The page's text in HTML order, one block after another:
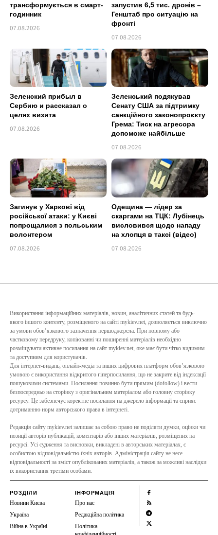
трансформується в смарт-
годинник
07.08.2026
запустив 6,5 тис. дронів –
Генштаб про ситуацію на
фронті
07.08.2026
Зеленский прибыл в
Сербию и рассказал о
целях визита
07.08.2026
Зеленський подякував
Сенату США за підтримку
санкційного законопроєкту
Грема: Тиск на агресора
допоможе найбільше
07.08.2026
Загинув у Харкові від
російської атаки: у Києві
попрощалися з польським
волонтером
07.08.2026
Одещина — лідер за
скаргами на ТЦК: Лубінець
висловився щодо нападу
на хлопця в таксі (відео)
07.08.2026
Використання інформаційних матеріалів, новин, аналітичних статей та будь-
якого іншого контенту, розміщеного на сайті mykiev.net, дозволяється виключно
за умови обов’язкового зазначення першоджерела. При повному або
частковому передруку, копіюванні чи поширенні матеріалів необхідно
розміщувати активне посилання на сайт mykiev.net, яке має бути чітко видимим
та доступним для користувачів.
Для інтернет-видань, онлайн-медіа та інших цифрових платформ обов’язковою
умовою є використання відкритого гіперпосилання, що не закрите від індексації
пошуковими системами. Посилання повинно бути прямим (dofollow) і вести
безпосередньо на сторінку з оригінальним матеріалом або головну сторінку
ресурсу. Це забезпечує коректне посилання на джерело інформації та сприяє
дотриманню норм авторського права в інтернеті.
Редакція сайту mykiev.net залишає за собою право не поділяти думки, оцінки чи
позиції авторів публікацій, коментарів або інших матеріалів, розміщених на
ресурсі. Усі судження та висновки, викладені в авторських матеріалах, є
особистою відповідальністю їхніх авторів. Адміністрація сайту не несе
відповідальності за зміст опублікованих матеріалів, а також за можливі наслідки
їх використання третіми особами.
РОЗДІЛИ
Новини Києва
Україна
Війна в Україні
ІНФОРМАЦІЯ
Про нас
Редакційна політика
Політика